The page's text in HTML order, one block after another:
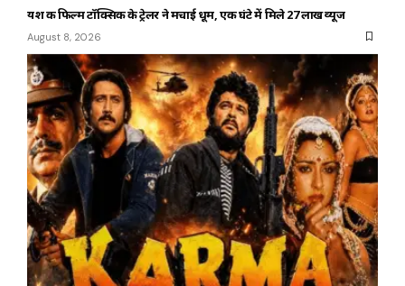
यश की फिल्म टॉक्सिक के ट्रेलर ने मचाई धूम, एक घंटे में मिले 27 लाख व्यूज
August 8, 2026